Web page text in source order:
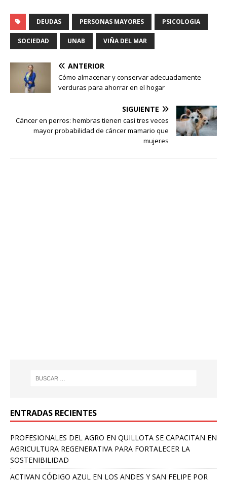
DEUDAS PERSONAS MAYORES PSICOLOGIA
SOCIEDAD UNAB VIÑA DEL MAR
ANTERIOR
Cómo almacenar y conservar adecuadamente
verduras para ahorrar en el hogar
SIGUIENTE
Cáncer en perros: hembras tienen casi tres veces
mayor probabilidad de cáncer mamario que
mujeres
ENTRADAS RECIENTES
PROFESIONALES DEL AGRO EN QUILLOTA SE CAPACITAN EN
AGRICULTURA REGENERATIVA PARA FORTALECER LA
SOSTENIBILIDAD
ACTIVAN CÓDIGO AZUL EN LOS ANDES Y SAN FELIPE POR